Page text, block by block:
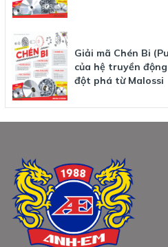
Giải mã Chén Bi
của hệ truyền
đột phá từ Malossi